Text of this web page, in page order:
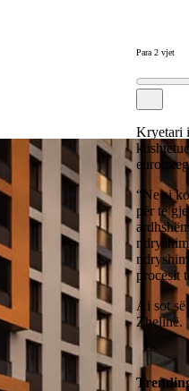
Para 2 vjet
Kryetari
“Ne si
për të
procesit
Ai sot së
Zhelinë.